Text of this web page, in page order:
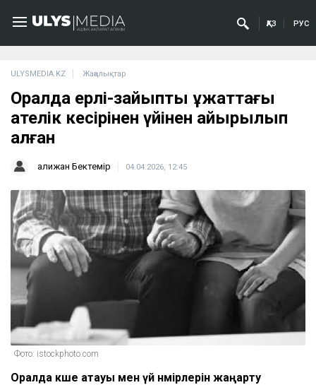
ҚАЗ РУС
ULYSMEDIA.KZ Жаңалықтар
Оралда ерлі-зайыпты құжаттағы
қателік кесірінен үйінен айырылып
қалған
Қалижан Бектемір 04.04.2026, 12:45
Фото: istockphoto.com
Оралда көше атауы мен үй нөмірлерін жаңарту